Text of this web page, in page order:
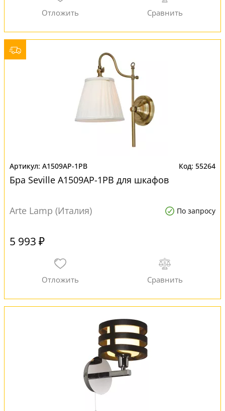
A1509AP-1PB 55264
Бра Seville A1509AP-1PB для шкафов
Arte Lamp (Италия) По запросу
5 993 ₽